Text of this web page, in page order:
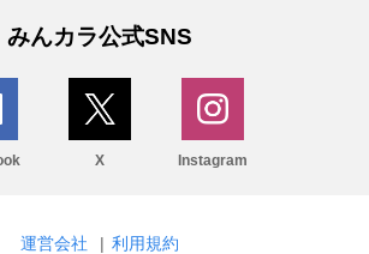
みんカラ公式SNS
X Instagram
運営会社 | 利用規約